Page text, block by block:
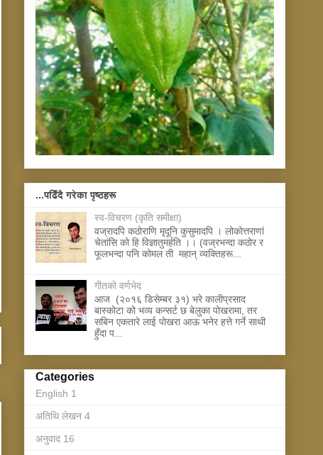
...पढिँदै गरेका पृष्ठहरू
स्व-विचरण (कृति समीक्षा)
वज्रादपि कठोराणि मृदूनि कुसुमादपि । लोकोत्तराणां
चेतांसि को हि विज्ञातुमर्हति ।। (वज्रभन्दा कठोर र
फूलभन्दा पनि कोमल ती महान् व्यक्तिहरू...
गीतकाे वर्णभेद
आज (२०१६ डिसेम्बर ३१) भरे कालीप्रसाद
बास्काेटा को भव्य कन्सर्ट छ बेलुका पोखरामा, तर
सबिन एकतारे लाई पोखरा आऊ भनेर हत्ते गर्ने साथी
हुँदा प...
Categories
English 1
अतिथि लेखन 4
अनुवाद 16